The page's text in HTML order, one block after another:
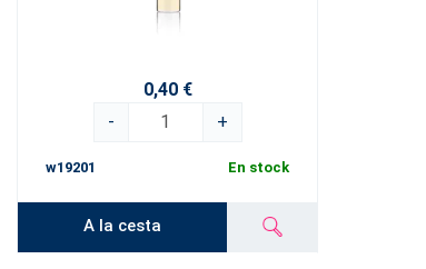
0,40 €
-
+
w19201 En stock
A la cesta